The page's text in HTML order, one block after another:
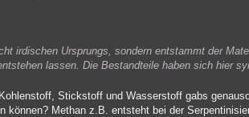
irdischen Ursprungs, sondern entstammt der
lassen. Die Bestandteile haben sich hier
Stickstoff und Wasserstoff gabs
können? Methan z.B. entsteht bei der